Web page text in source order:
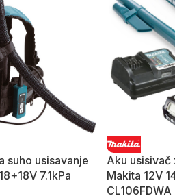
suho usisavanje
7.1kPa
Aku usisivač
Makita 12V
CL106FDWA